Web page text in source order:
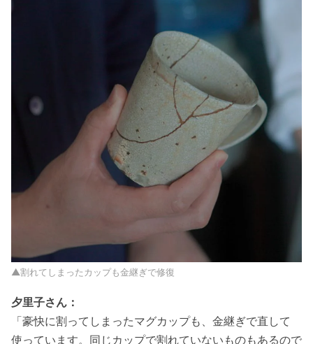
▲割れてしまったカップも金継ぎで修復
夕里子さん：
「豪快に割ってしまったマグカップも、金継ぎで直して
使っています。同じカップで割れていないものもあるので